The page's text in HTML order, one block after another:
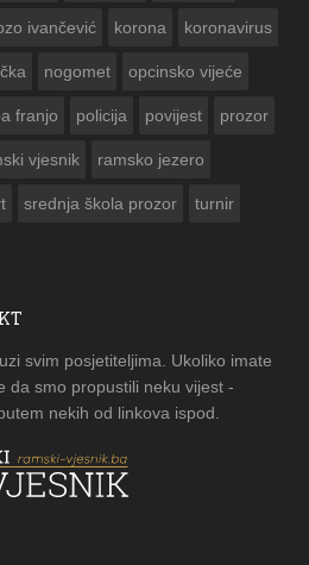
ivančević korona koronavirus
nogomet opcinsko vijeće
franjo policija povijest prozor
vjesnik ramsko jezero
srednja škola prozor turnir
svim posjetiteljima. Ukoliko imate
da smo propustili neku vijest -
nekih od linkova ispod.